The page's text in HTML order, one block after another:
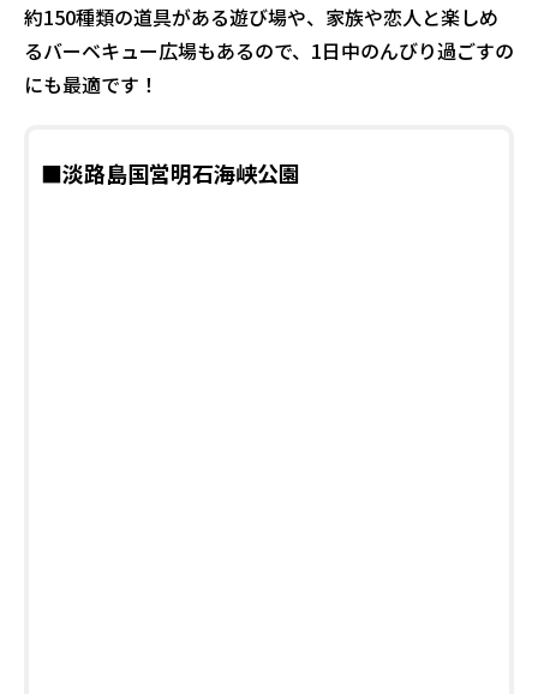
約150種類の道具がある遊び場や、家族や恋人と楽しめ
るバーベキュー広場もあるので、1日中のんびり過ごすの
にも最適です！
■淡路島国営明石海峡公園